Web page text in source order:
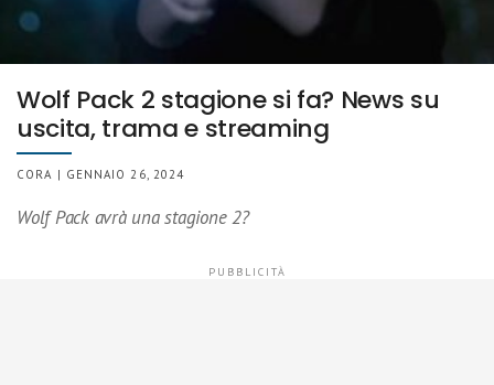
Wolf Pack 2 stagione si fa? News su
uscita, trama e streaming
CORA | GENNAIO 26, 2024
Wolf Pack avrà una stagione 2?